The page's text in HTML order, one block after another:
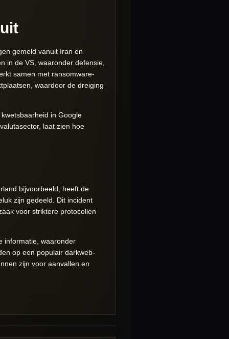
gemeld vanuit Iran en
in de VS, waaronder defensie,
samen met ransomware-
waardoor de dreiging
in Google
laat zien hoe
bijvoorbeeld, heeft de
zijn gedeeld. Dit incident
voor striktere protocollen
informatie, waaronder
op een populair darkweb-
zijn voor aanvallen en